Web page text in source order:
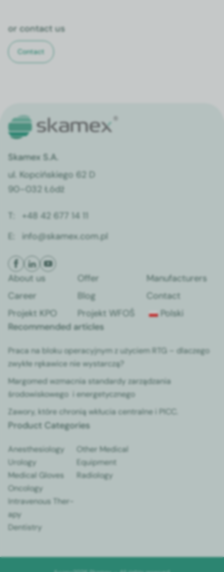
or con­tact us
Con­tact
Skamex S.A.
ul. Kop­cińskiego 62 D
90–032 Łódź
T:
+48 42 677 14 11
E:
info@skamex.com.pl
About us Offer
Man­u­fac­tur­ers
Career
Blog
Con­tact
Pro­jekt KPO
Pro­jekt WFOŚ
Pol­s­ki
Recommended articles
Pra­ca na bloku oper­a­cyjnym z uży­ciem RTG – dlaczego
zwykłe rękaw­ice nie wystar­czą?
Mar­gomed wzmac­nia stan­dardy zarządza­nia
środowiskowego i ener­gety­cznego
Zawory, które chronią wkłu­cia cen­tralne i PICC.
Product Categories
Anes­the­si­ol­o­gy
Urol­o­gy
Med­ical Gloves
Oncol­o­gy
Intra­venous Ther­
a­py
Den­tistry
Oth­er Med­ical
Equip­ment
Radi­ol­o­gy